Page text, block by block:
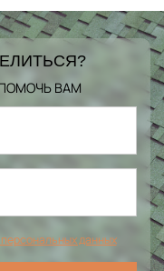
ВАМ
данных